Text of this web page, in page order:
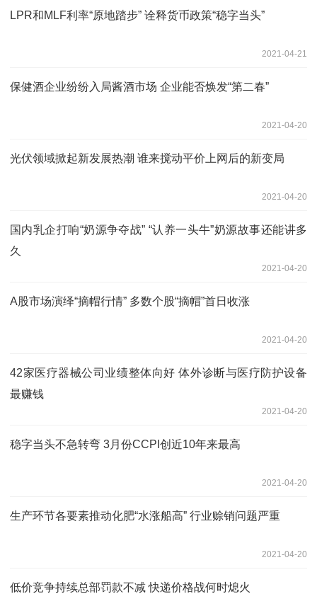
LPR和MLF利率“原地踏步” 诠释货币政策“稳字当头”
2021-04-21
保健酒企业纷纷入局酱酒市场 企业能否焕发“第二春”
2021-04-20
光伏领域掀起新发展热潮 谁来搅动平价上网后的新变局
2021-04-20
国内乳企打响“奶源争夺战” “认养一头牛”奶源故事还能讲多
久
2021-04-20
A股市场演绎“摘帽行情” 多数个股“摘帽”首日收涨
2021-04-20
42家医疗器械公司业绩整体向好 体外诊断与医疗防护设备
最赚钱
2021-04-20
稳字当头不急转弯 3月份CCPI创近10年来最高
2021-04-20
生产环节各要素推动化肥“水涨船高” 行业赊销问题严重
2021-04-20
低价竞争持续总部罚款不减 快递价格战何时熄火